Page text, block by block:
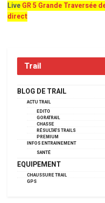
LiveGR 5 Grande Traversée
direct
Trail
BLOG DE TRAIL
ACTU TRAIL
EDITO
GORATRAIL
CHASSE
RÉSULTATS TRAILS
PREMIUM
INFOS ENTRAINEMENT
SANTÉ
EQUIPEMENT
CHAUSSURE TRAIL
GPS